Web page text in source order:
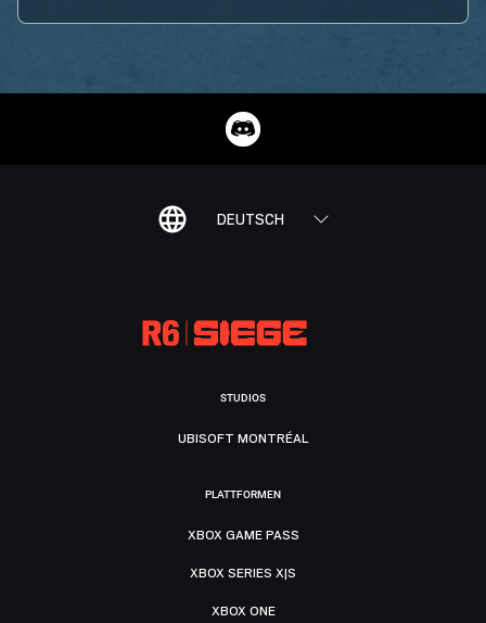
DEUTSCH
STUDIOS
UBISOFT MONTRÉAL
PLATTFORMEN
XBOX GAME PASS
XBOX SERIES X|S
XBOX ONE